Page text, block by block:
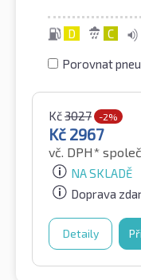
D C
Porovnat
Kč3027 -2%
Kč 2967
vč. DPH*
NA SKLADĚ
Doprava
Detaily